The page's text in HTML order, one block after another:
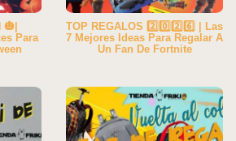
Para
TOP REGALOS 2️⃣0️⃣2️⃣6️⃣ | Las
7 Mejores Ideas Para Regalar A
Un Fan De Fortnite